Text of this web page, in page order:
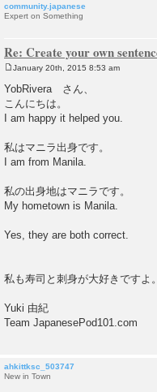
community.japanese
Expert on Something
Re: Create your own
o
s
January 20th, 2015 8:53 am
YobRivera さん、
こんにちは。
I am happy it helped you.
私はマニラ出身です。
I am from Manila.
私の出身地はマニラです。
My hometown is Manila.
Yes, they are both correct.
私も寿司と刺身が大好きですよ。
Yuki 由紀
Team JapanesePod101.com
ahkittksc_503747
New in Town